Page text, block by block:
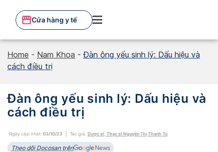
content
Cửa hàng y tế
Home - Nam Khoa - Đàn ông yếu sinh lý: Dấu hiệu và
cách điều trị
Đàn ông yếu sinh lý: Dấu hiệu và
cách điều trị
Ngày cập nhật: 03/10/23 Tác giả: Dược sĩ, Thạc sĩ Nguyễn Thị Thanh Tú
Theo dõi Docosan trên